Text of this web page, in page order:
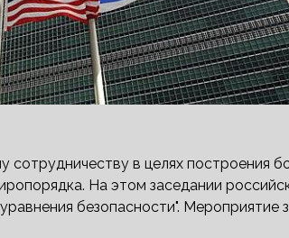
сотрудничеству в целях построения
На этом заседании
безопасности". Мероприятие